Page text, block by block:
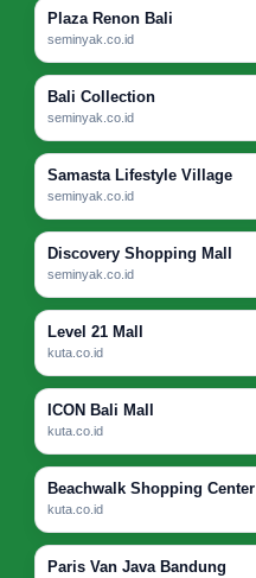
Plaza Renon Bali
seminyak.co.id
Bali Collection
seminyak.co.id
Samasta Lifestyle Village
seminyak.co.id
Discovery Shopping Mall
seminyak.co.id
Level 21 Mall
kuta.co.id
ICON Bali Mall
kuta.co.id
Beachwalk Shopping Center
kuta.co.id
Paris Van Java Bandung